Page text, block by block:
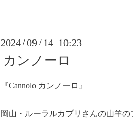
2024 /09 / 14 10:23
カンノーロ
『Cannolo カンノーロ』
岡山・ルーラルカプリさんの山羊